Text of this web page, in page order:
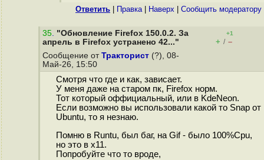
Ответить Правка| Наверх Cообщить модератору
35. "Обновление Firefox 150.0.2. За
апрель в Firefox устранено 42..."
+1
+ / –
Сообщение от Тракторист (?), 08-
Май-26, 15:50
Смотря что где и как, зависает.
У меня даже на старом пк, Firefox норм.
Тот который оффициальный, или в KdeNeon.
Если возможно вы использовали какой то Snap от
Ubuntu, то я незнаю.
Помню в Runtu, был баг, на Gif - было 100%Cpu,
но это в x11.
Попробуйте что то вроде,